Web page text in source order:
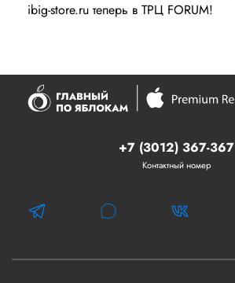
ibig-store.ru теперь в ТРЦ FORUM!
+7 (3012) 367-367
Контактный номер